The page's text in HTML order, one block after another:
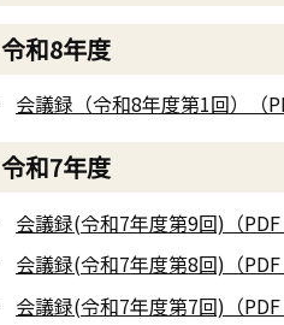
令和8年度
会議録（令和8年度第1回）（
令和7年度
会議録(令和7年度第9回)（PDF
会議録(令和7年度第8回)（PDF
会議録(令和7年度第7回)（PDF